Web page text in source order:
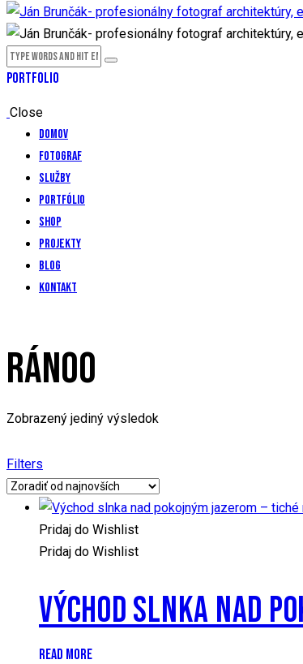
PORTFOLIO
Close
Domov
Fotograf
Služby
Portfólio
Shop
Projekty
Blog
Kontakt
RÁNOO
Zobrazený jediný výsledok
Filters
Pridaj do Wishlist
Pridaj do Wishlist
VÝCHOD SLNKA NAD
READ MORE